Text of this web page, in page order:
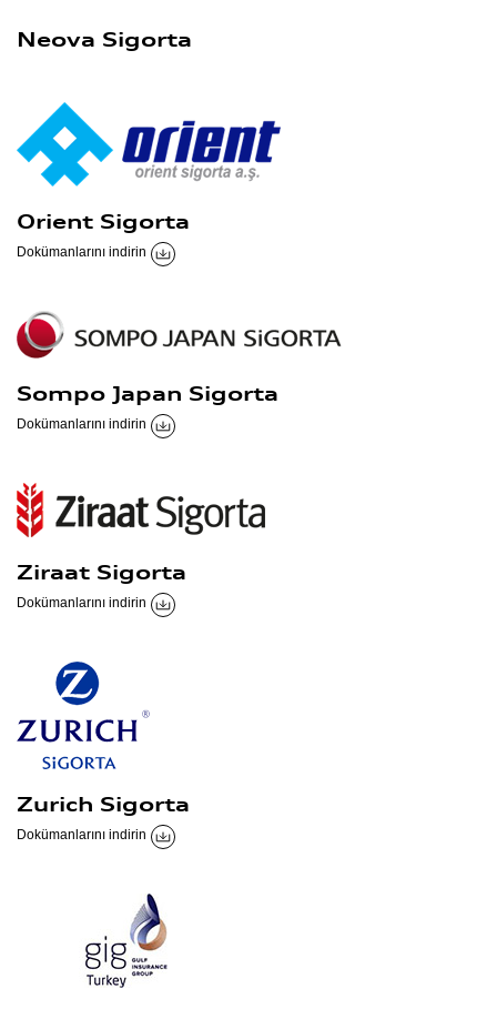
Neova Sigorta
Orient Sigorta
Dokümanlarını indirin
Sompo Japan Sigorta
Dokümanlarını indirin
Ziraat Sigorta
Dokümanlarını indirin
Zurich Sigorta
Dokümanlarını indirin